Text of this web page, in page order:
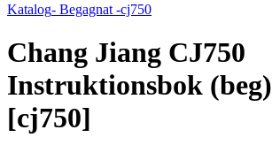
Katalog- Begagnat -cj750
Chang Jiang CJ750
Instruktionsbok (beg)
[cj750]